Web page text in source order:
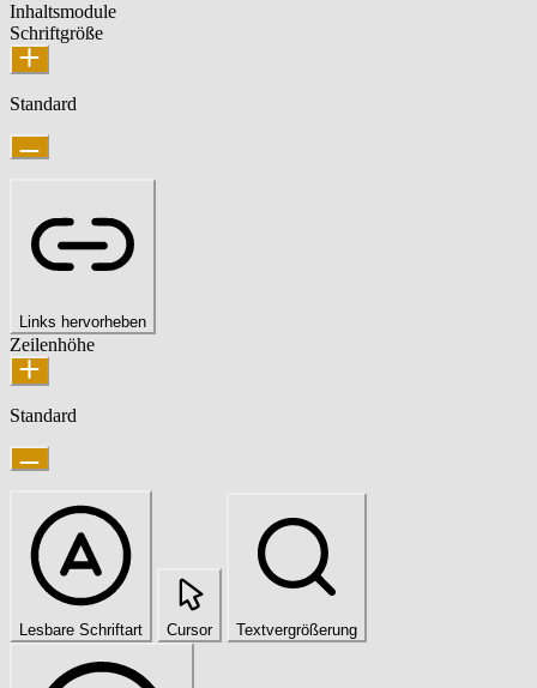
Inhaltsmodule
Schriftgröße
Standard
Links hervorheben
Zeilenhöhe
Standard
Lesbare Schriftart Cursor Textvergrößerung